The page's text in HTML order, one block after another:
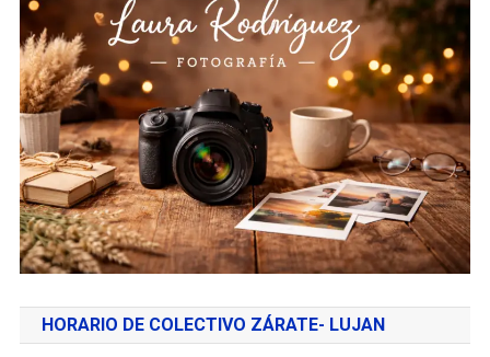
HORARIO DE COLECTIVO ZÁRATE- LUJAN